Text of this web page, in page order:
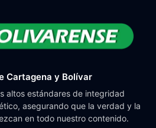
Cartagena y Bolívar
altos estándares de integridad
asegurando que la verdad y la
en todo nuestro contenido.